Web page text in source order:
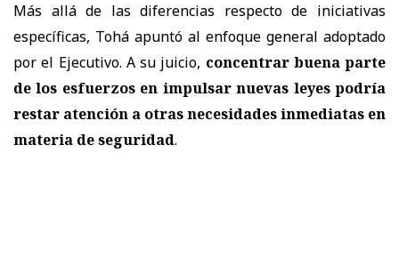
Más allá de las diferencias respecto de iniciativas
específicas, Tohá apuntó al enfoque general adoptado
por el Ejecutivo. A su juicio, concentrar buena parte
de los esfuerzos en impulsar nuevas leyes podría
restar atención a otras necesidades inmediatas en
materia de seguridad.